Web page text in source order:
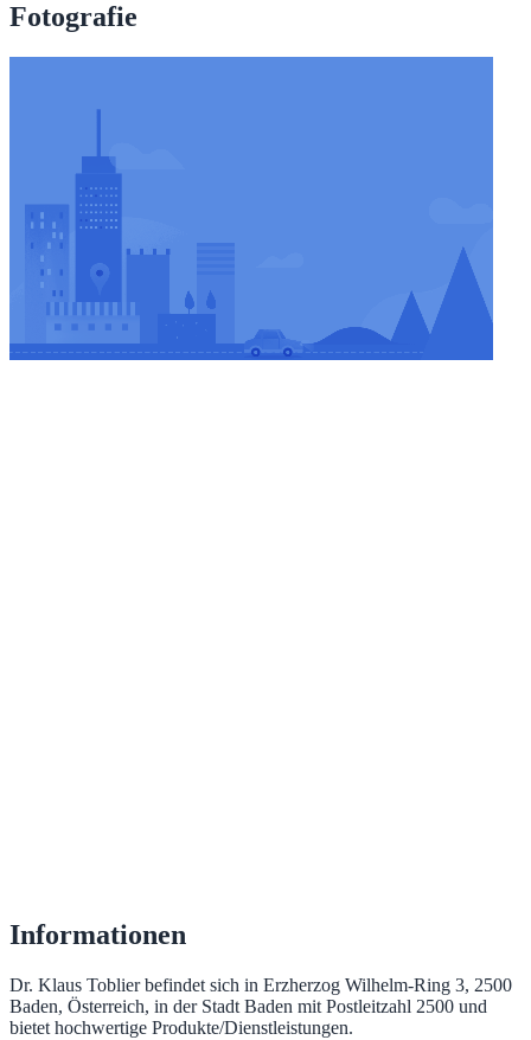
Fotografie
Informationen
Dr. Klaus Toblier befindet sich in Erzherzog Wilhelm-Ring 3, 2500
Baden, Österreich, in der Stadt Baden mit Postleitzahl 2500 und
bietet hochwertige Produkte/Dienstleistungen.